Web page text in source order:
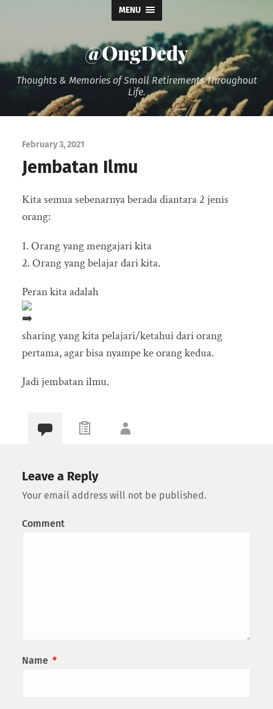
MENU
@OngDedy
Thoughts & Memories of Small Retirements Throughout
Life.
February 3, 2021
Jembatan Ilmu
Kita semua sebenarnya berada diantara 2 jenis
orang:
1. Orang yang mengajari kita
2. Orang yang belajar dari kita.
Peran kita adalah
sharing yang kita pelajari/ketahui dari orang
pertama, agar bisa nyampe ke orang kedua.
Jadi jembatan ilmu.
Leave a Reply
Your email address will not be published.
Comment
Name *